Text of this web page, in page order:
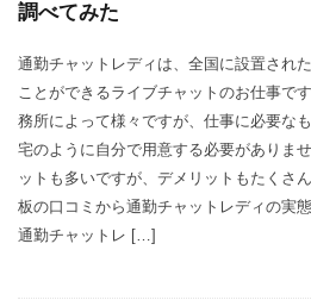
調べてみた
通勤チャットレディは、全国に設置され
ことができるライブチャットのお仕事で
務所によって様々ですが、仕事に必要な
宅のように自分で用意する必要がありま
ットも多いですが、デメリットもたくさ
板の口コミから通勤チャットレディの実
通勤チャットレ […]